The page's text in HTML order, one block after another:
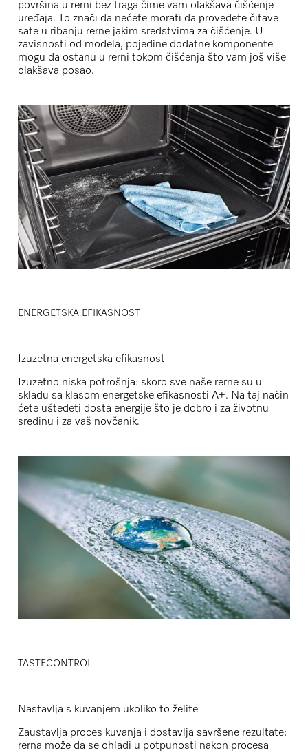
površina u rerni bez traga čime vam olakšava čišćenje
uređaja. To znači da nećete morati da provedete čitave
sate u ribanju rerne jakim sredstvima za čišćenje. U
zavisnosti od modela, pojedine dodatne komponente
mogu da ostanu u rerni tokom čišćenja što vam još više
olakšava posao.
ENERGETSKA EFIKASNOST
Izuzetna energetska efikasnost
Izuzetno niska potrošnja: skoro sve naše rerne su u
skladu sa klasom energetske efikasnosti A+. Na taj način
ćete uštedeti dosta energije što je dobro i za životnu
sredinu i za vaš novčanik.
TASTECONTROL
Nastavlja s kuvanjem ukoliko to želite
Zaustavlja proces kuvanja i dostavlja savršene rezultate:
rerna može da se ohladi u potpunosti nakon procesa